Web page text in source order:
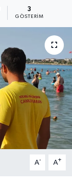
3
GÖSTERIM
A- A+